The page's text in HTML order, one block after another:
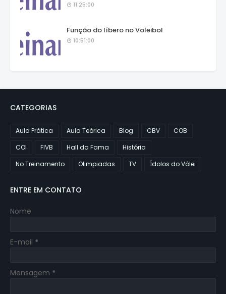
11:25:00
Função do líbero no Voleibol
10:51:00
CATEGORIAS
Aula Prática Aula Teórica Blog CBV
COB
COI
FIVB Hall da Fama
História
No Treinamento
Olimpiadas TV Ídolos do Vôlei
ENTRE EM CONTATO
Nome
E-mail *
Mensagem *